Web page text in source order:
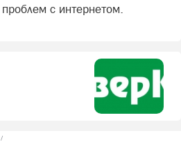
с интернетом.